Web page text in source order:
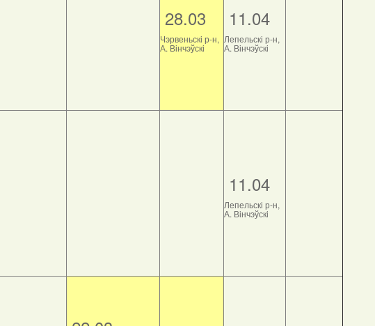
28.03
Чэрвеньскі р-н,
А. Вінчэўскі
11.04
Лепельскі р-н,
А. Вінчэўскі
11.04
Лепельскі р-н,
А. Вінчэўскі